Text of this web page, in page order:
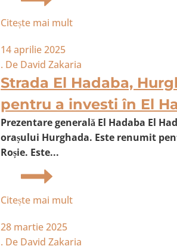
Citește mai mult
14 aprilie 2025
. De David Zakaria
Strada El Hadaba,
pentru a investi în El
Prezentare generală El Hadaba El
orașului Hurghada. Este renumit
Roșie. Este...
Citește mai mult
28 martie 2025
. De David Zakaria